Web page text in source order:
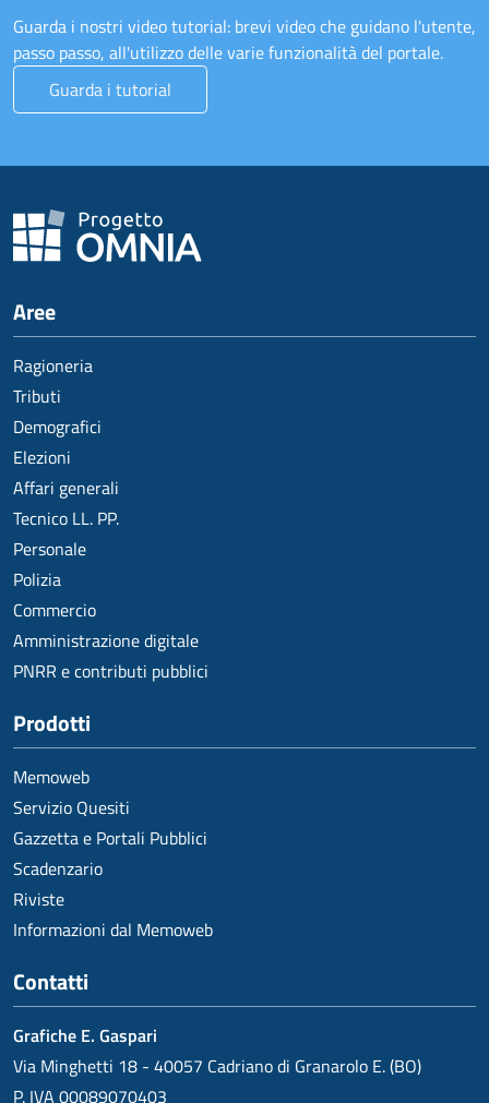
Guarda i nostri video tutorial: brevi video che guidano l'utente,
passo passo, all'utilizzo delle varie funzionalità del portale.
Guarda i tutorial
Aree
Ragioneria
Tributi
Demografici
Elezioni
Affari generali
Tecnico LL. PP.
Personale
Polizia
Commercio
Amministrazione digitale
PNRR e contributi pubblici
Prodotti
Memoweb
Servizio Quesiti
Gazzetta e Portali Pubblici
Scadenzario
Riviste
Informazioni dal Memoweb
Contatti
Grafiche E. Gaspari
Via Minghetti 18 - 40057 Cadriano di Granarolo E. (BO)
P. IVA 00089070403